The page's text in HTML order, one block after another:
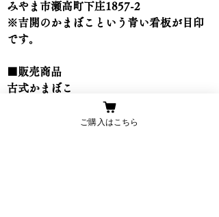
みやま市瀬高町下庄1857-2
※吉開のかまぼこという青い看板が目印
です。
■販売商品
古式かまぼこ
ご購入はこちら